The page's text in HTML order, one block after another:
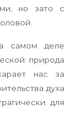
но зато с
самом деле
природа
нас за
духа
для